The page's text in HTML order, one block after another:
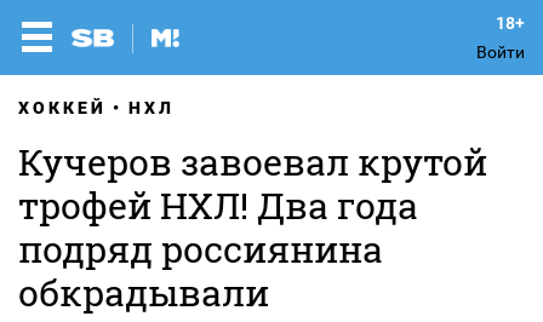
Войти
ХОККЕЙ НХЛ
Кучеров завоевал крутой
трофей НХЛ! Два года
подряд россиянина
обкрадывали